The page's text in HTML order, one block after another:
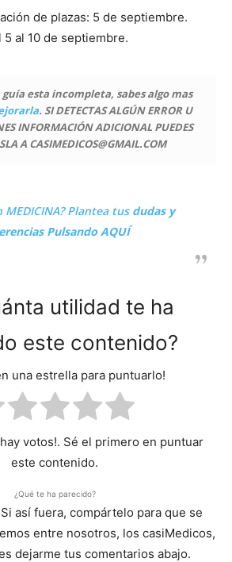
de plazas: 5 de septiembre.
5 al 10 de septiembre.
guía esta incompleta, sabes algo mas
. SI DETECTAS ALGÚN ERROR U
INFORMACIÓN ADICIONAL PUEDES
A CASIMEDICOS@GMAIL.COM
MEDICINA?Plantea tus dudas y
Pulsando AQUÍ
utilidad te ha
este contenido?
una estrella para puntuarlo!
hay votos!. Sé el primero en puntuar
este contenido.
¿Qué te ha parecido?
así fuera, compártelo para que se
entre nosotros, los casiMedicos,
dejarme tus comentarios abajo.